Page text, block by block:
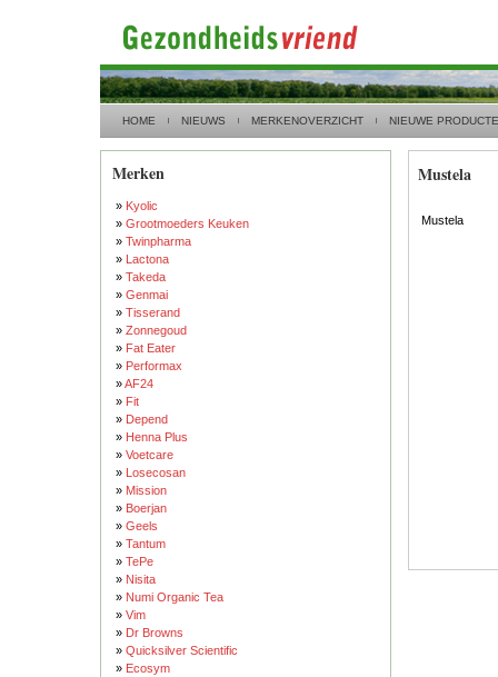
HOME NIEUWS MERKENOVERZICHT NIEUWE
Merken
» Kyolic
» Grootmoeders Keuken
» Twinpharma
» Lactona
» Takeda
» Genmai
» Tisserand
» Zonnegoud
» Fat Eater
» Performax
»AF24
» Fit
» Depend
» Henna Plus
» Voetcare
» Losecosan
» Mission
» Boerjan
» Geels
» Tantum
» TePe
» Nisita
» Numi Organic Tea
» Vim
» Dr Browns
» Quicksilver Scientific
» Ecosym
Mustela
Mustela